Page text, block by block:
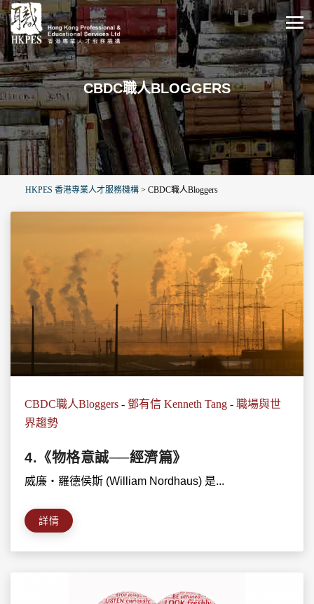
CBDC職人BLOGGERS
HKPES 香港專業人才服務機構 > CBDC職人Bloggers
CBDC職人Bloggers - 鄧有信 Kenneth Tang - 職場與世
界趨勢
4.《物格意誠──經濟篇》
威廉‧羅德侯斯 (William Nordhaus) 是...
詳情